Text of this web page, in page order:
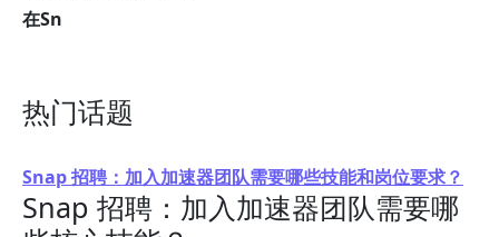
在Sn
热门话题
Snap 招聘：加入加速器团队需要哪些技能和岗位要求？
Snap 招聘：加入加速器团队需要哪